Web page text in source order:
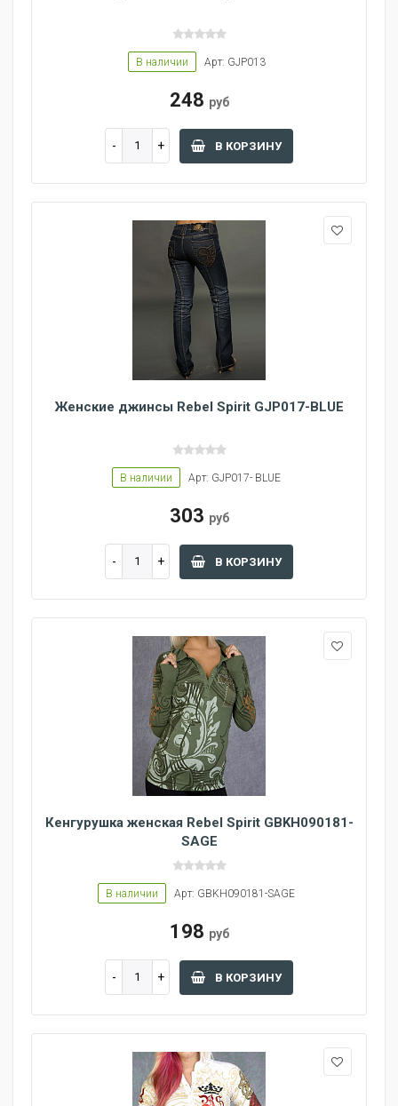
В наличии Арт: GJP013
248 руб
В КОРЗИНУ
Женские джинсы Rebel Spirit GJP017-BLUE
В наличии Арт: GJP017- BLUE
303 руб
В КОРЗИНУ
Кенгурушка женская Rebel Spirit GBKH090181-
SAGE
В наличии Арт: GBKH090181-SAGE
198 руб
В КОРЗИНУ